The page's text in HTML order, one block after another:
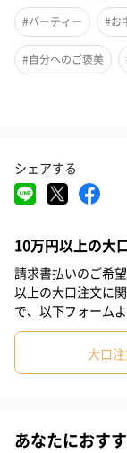
「神谷 昌孝（か
幼少から料理が好
代にして料理長と
振るう。
その後、独立して
の料理人。
神谷の伝統に革新
ず、数々の調理師
#パーティー #お
#自分へのご褒美
#部下男性
#女子大学生
#上司女性 #祖父
#女性 #男性
#20代前半 #20
#80代
シェアする
10万円以上の大
請求書払いのご希
以上の大口注文に
で、以下フォーム
大口
あなたにおす